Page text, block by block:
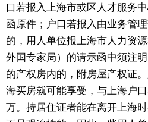
口若报入上海市或区人才服务
函原件；户口若报入由业务管
的，用人单位报上海市人力资
外国专家局）的请示函中须注
的产权房内的，附房屋产权证
海买房就可能享受，与上海户
万。持居住证者能在离开上海